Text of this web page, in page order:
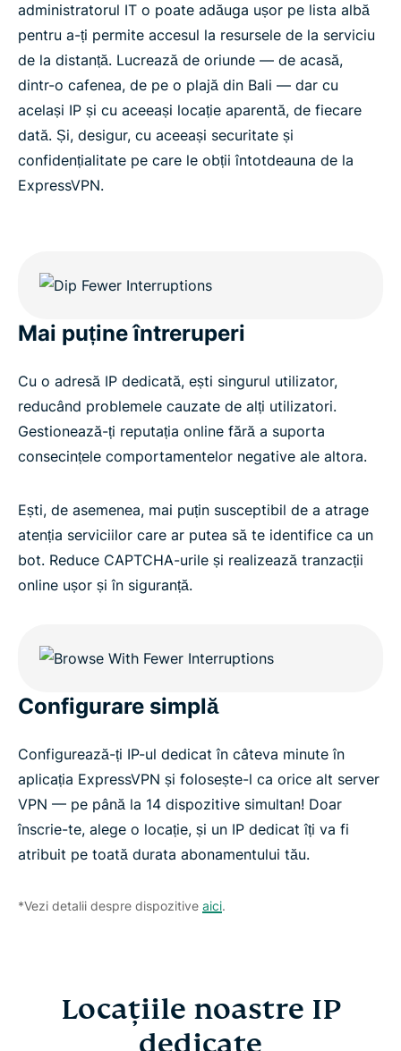
administratorul IT o poate adăuga ușor pe lista albă
pentru a-ți permite accesul la resursele de la serviciu
de la distanță. Lucrează de oriunde — de acasă,
dintr-o cafenea, de pe o plajă din Bali — dar cu
același IP și cu aceeași locație aparentă, de fiecare
dată. Și, desigur, cu aceeași securitate și
confidențialitate pe care le obții întotdeauna de la
ExpressVPN.
Mai puține întreruperi
Cu o adresă IP dedicată, ești singurul utilizator,
reducând problemele cauzate de alți utilizatori.
Gestionează-ți reputația online fără a suporta
consecințele comportamentelor negative ale altora.
Ești, de asemenea, mai puțin susceptibil de a atrage
atenția serviciilor care ar putea să te identifice ca un
bot. Reduce CAPTCHA-urile și realizează tranzacții
online ușor și în siguranță.
Configurare simplă
Configurează-ți IP-ul dedicat în câteva minute în
aplicația ExpressVPN și folosește-l ca orice alt server
VPN — pe până la 14 dispozitive simultan! Doar
înscrie-te, alege o locație, și un IP dedicat îți va fi
atribuit pe toată durata abonamentului tău.
*Vezi detalii despre dispozitive aici.
Locațiile noastre IP